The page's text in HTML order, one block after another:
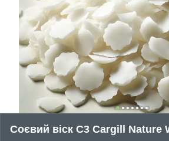
Соєвий віск С3 Cargill Nature